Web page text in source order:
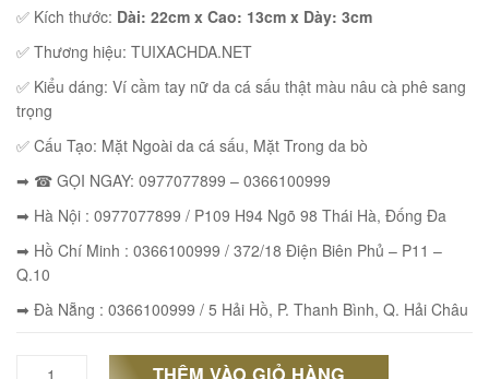
✅ Kích thước: Dài: 22cm x Cao: 13cm x Dày: 3cm
✅ Thương hiệu: TUIXACHDA.NET
✅ Kiểu dáng: Ví cầm tay nữ da cá sấu thật màu nâu cà phê sang
trọng
✅ Cấu Tạo: Mặt Ngoài da cá sấu, Mặt Trong da bò
➡ ☎ GỌI NGAY: 0977077899 – 0366100999
➡ Hà Nội : 0977077899 / P109 H94 Ngõ 98 Thái Hà, Đống Đa
➡ Hồ Chí Minh : 0366100999 / 372/18 Điện Biên Phủ – P11 –
Q.10
➡ Đà Nẵng : 0366100999 / 5 Hải Hồ, P. Thanh Bình, Q. Hải Châu
THÊM VÀO GIỎ HÀNG
Jeep giá rẻ JR03
GIỎ